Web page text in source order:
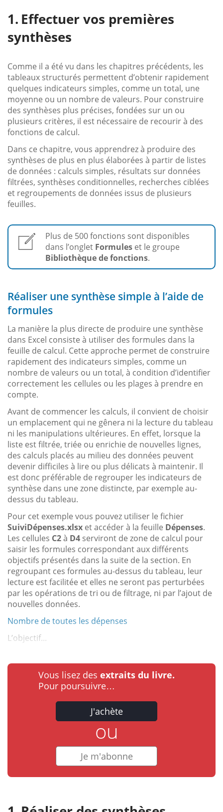
Effectuer vos premières
synthèses
Comme il a été vu dans les chapitres précédents, les
tableaux structurés permettent d’obtenir rapidement
quelques indicateurs simples, comme un total, une
moyenne ou un nombre de valeurs. Pour construire
des synthèses plus précises, fondées sur un ou
plusieurs critères, il est nécessaire de recourir à des
fonctions de calcul.
Dans ce chapitre, vous apprendrez à produire des
synthèses de plus en plus élaborées à partir de listes
de données : calculs simples, résultats sur données
filtrées, synthèses conditionnelles, recherches ciblées
et regroupements de données issus de plusieurs
feuilles.
Plus de 500 fonctions sont disponibles
dans l’onglet Formules et le groupe
Bibliothèque de fonctions.
Réaliser une synthèse simple à l’aide de
formules
La manière la plus directe de produire une synthèse
dans Excel consiste à utiliser des formules dans la
feuille de calcul. Cette approche permet de construire
rapidement des indicateurs simples, comme un
nombre de valeurs ou un total, à condition d’identifier
correctement les cellules ou les plages à prendre en
compte.
Avant de commencer les calculs, il convient de choisir
un emplacement qui ne gênera ni la lecture du tableau
ni les manipulations ultérieures. En effet, lorsque la
liste est filtrée, triée ou enrichie de nouvelles lignes,
des calculs placés au milieu des données peuvent
devenir difficiles à lire ou plus délicats à maintenir. Il
est donc préférable de regrouper les indicateurs de
synthèse dans une zone distincte, par exemple au-
dessus du tableau.
Pour cet exemple vous pouvez utiliser le fichier
SuiviDépenses.xlsx et accéder à la feuille Dépenses.
Les cellules C2à D4 serviront de zone de calcul pour
saisir les formules correspondant aux différents
objectifs présentés dans la suite de la section. En
regroupant ces formules au-dessus du tableau, leur
lecture est facilitée et elles ne seront pas perturbées
par les opérations de tri ou de filtrage, ni par l’ajout de
nouvelles données.
Nombre de toutes les dépenses
L’objectif...
Vous lisez des extraits du livre.
Pour poursuivre…
J'achète
ou
Je m'abonne